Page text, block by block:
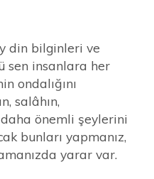
din bilginleri ve
sen insanlara her
ondalığını
salâhın,
önemli şeylerini
bunları yapmanız,
yarar var.